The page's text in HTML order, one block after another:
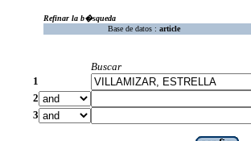
Refinar la b�squeda
Base de datos : article
Buscar
1
2
3